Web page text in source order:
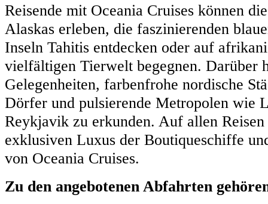
Reisende mit Oceania Cruises können
Alaskas erleben, die faszinierenden
Inseln Tahitis entdecken oder auf
vielfältigen Tierwelt begegnen. Darüber
Gelegenheiten, farbenfrohe nordische
Dörfer und pulsierende Metropolen wie
Reykjavik zu erkunden. Auf allen Reisen
exklusiven Luxus der Boutiqueschiffe
von Oceania Cruises.
Zu den angebotenen Abfahrten